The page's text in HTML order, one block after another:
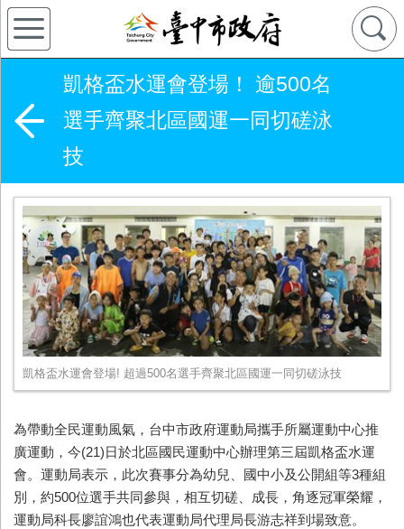
凱格盃水運會登場！ 逾500名
選手齊聚北區國運一同切磋泳
技
凱格盃水運會登場! 超過500名選手齊聚北區國運一同切磋泳技
為帶動全民運動風氣，台中市政府運動局攜手所屬運動中心推
廣運動，今(21)日於北區國民運動中心辦理第三屆凱格盃水運
會。運動局表示，此次賽事分為幼兒、國中小及公開組等3種組
別，約500位選手共同參與，相互切磋、成長，角逐冠軍榮耀，
運動局科長廖誼鴻也代表運動局代理局長游志祥到場致意。